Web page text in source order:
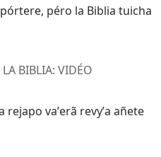
péro la Biblia tuicha
BIBLIA: VIDÉO
rejapo vaʼerã revyʼa añete